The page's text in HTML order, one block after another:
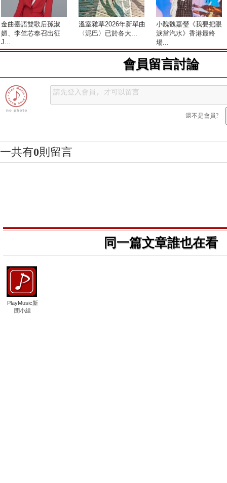
金曲臺語雙歌后孫淑
媚、李竺芯奉召出征
J...
溫室雜草2026年新單曲
〈泥巴〉已於各大...
小魏魏嘉瑩《我要把眼
淚當汽水》香港最終
場...
會員留言討論
還不是會員?
一共有0則留言
同一篇文章誰也在看
PlayMusic新
聞小組